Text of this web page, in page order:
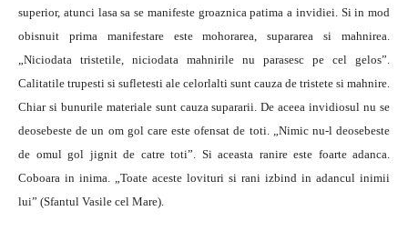
superior, atunci lasa sa se manifeste groaznica patima a invidiei. Si in mod
obisnuit prima manifestare este mohorarea, supararea si mahnirea.
„Niciodata tristetile, niciodata mahnirile nu parasesc pe cel gelos”.
Calitatile trupesti si sufletesti ale celorlalti sunt cauza de tristete si mahnire.
Chiar si bunurile materiale sunt cauza supararii. De aceea invidiosul nu se
deosebeste de un om gol care este ofensat de toti. „Nimic nu-l deosebeste
de omul gol jignit de catre toti”. Si aceasta ranire este foarte adanca.
Coboara in inima. „Toate aceste lovituri si rani izbind in adancul inimii
lui” (Sfantul Vasile cel Mare).